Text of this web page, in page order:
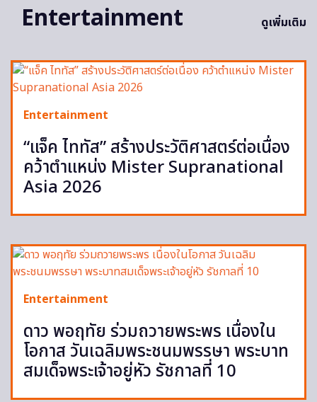
Entertainment
ดูเพิ่มเติม
Entertainment
“แจ็ค ไททัส” สร้างประวัติศาสตร์ต่อเนื่อง
คว้าตำแหน่ง Mister Supranational
Asia 2026
Entertainment
ดาว พอฤทัย ร่วมถวายพระพร เนื่องใน
โอกาส วันเฉลิมพระชนมพรรษา พระบาท
สมเด็จพระเจ้าอยู่หัว รัชกาลที่ 10